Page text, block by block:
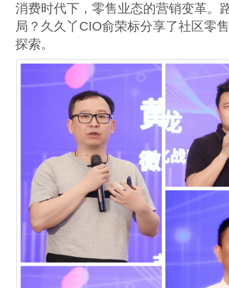
消费时代下，零售业态的营销变革。
局？久久丫CIO俞荣标分享了社区零
探索。